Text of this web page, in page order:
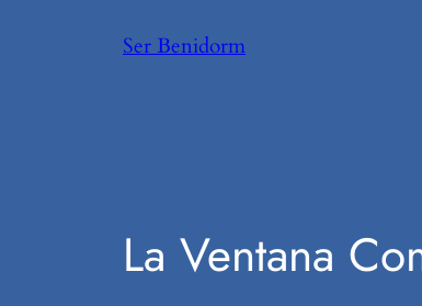
Ser Benidorm
La Ventana